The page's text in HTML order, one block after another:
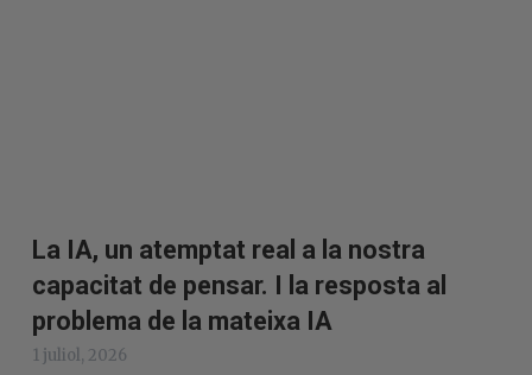
La IA, un atemptat real a la nostra
capacitat de pensar. I la resposta al
problema de la mateixa IA
1 juliol, 2026